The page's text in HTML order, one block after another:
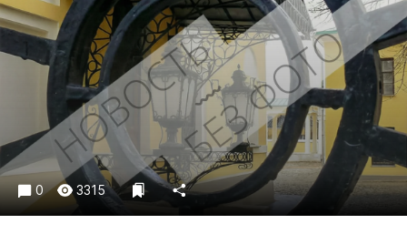
Криминал
Культура
Недвижимость и ЖКХ
Образование
Общество
Погода
Праздники
Происшествия
0 3315